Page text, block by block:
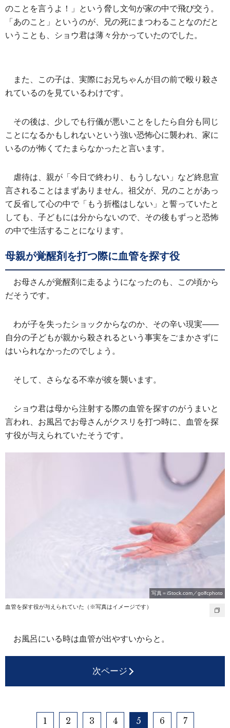
のことを言うよ！」という脅し文句が家の中で飛び交う。
「あのこと」というのが、兄の死にまつわることなのだと
いうことも、ショウ君は薄々分かっていたのでした。
また、この子は、実際にお兄ちゃんが目の前で殴り殺さ
れているのを見ているわけです。
その後は、少しでも行儀が悪いことをしたら自分も同じ
ことになるかもしれないという強い恐怖心に襲われ、家に
いるのが怖くてたまらなかったと言います。
虐待は、親が「今日で終わり、もうしない」など終息宣
言されることはまずありません。祖父が、兄のことがあっ
て反省して心の中で「もう折檻はしない」と誓っていたと
しても、子どもには分からないので、その後もずっと恐怖
の中で生活することになります。
母親が覚醒剤を打つ際に血管を探す役
お母さんが覚醒剤に走るようになったのも、この頃から
だそうです。
わが子を失ったショックからなのか、その辛い現実――
自分の子どもが親から殺されるという事実をごまかさずに
はいられなかったのでしょう。
そして、さらなる不幸が彼を襲います。
ショウ君は母から注射する際の血管を探すのがうまいと
言われ、お風呂でお母さんがクスリを打つ時に、血管を探
す役が与えられていたそうです。
写真＝iStock.com／golfcphoto
血管を探す役が与えられていた（※写真はイメージです）
お風呂にいる時は血管が出やすいからと。
次ページ
1 2 3 4 5 6 7